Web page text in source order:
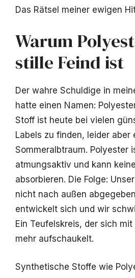
Das Rätsel meiner ewigen
Warum
stille Feind ist
Der wahre Schuldige in
hatte einen Namen:
Stoff ist heute bei vielen
Labels zu finden, leider aber
Sommeralbtraum. Polyester
atmungsaktiv und kann
absorbieren. Die Folge:
nicht nach außen
entwickelt sich und wir
Ein Teufelskreis, der sich
mehr aufschaukelt.
Synthetische Stoffe wie